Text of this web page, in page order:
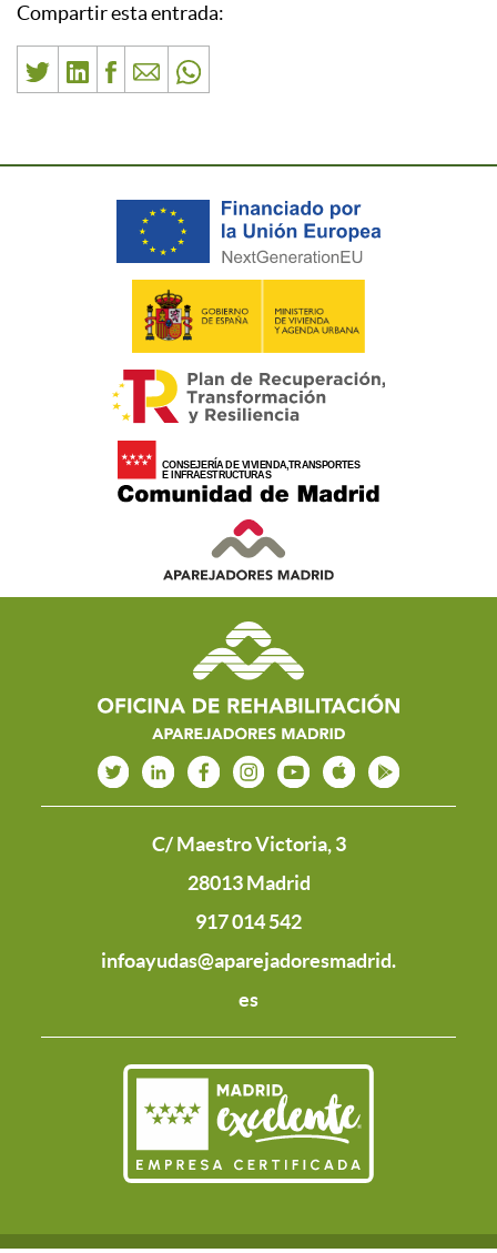
Compartir esta entrada:
C/ Maestro Victoria, 3
28013 Madrid
917 014 542
infoayudas@aparejadoresmadrid.
es